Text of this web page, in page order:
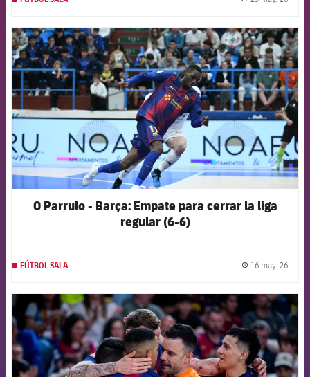
FCB Barcelona badge
O Parrulo - Barça: Empate para cerrar la liga
regular (6-6)
FÚTBOL SALA 16 may. 26
FCB Barcelona badge